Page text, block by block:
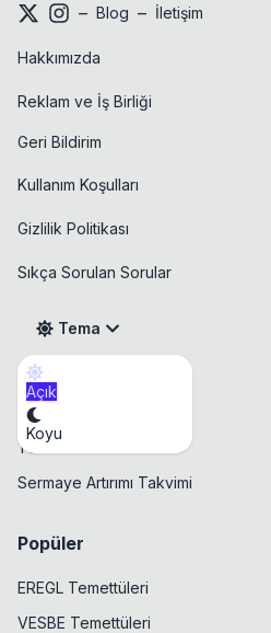
– Blog – İletişim
Hakkımızda
Reklam ve İş Birliği
Geri Bildirim
Kullanım Koşulları
Gizlilik Politikası
Sıkça Sorulan Sorular
Tema
Açık
Koyu
Takvim
Temettü Takvimi
Sermaye Artırımı Takvimi
Popüler
EREGL Temettüleri
VESBE Temettüleri